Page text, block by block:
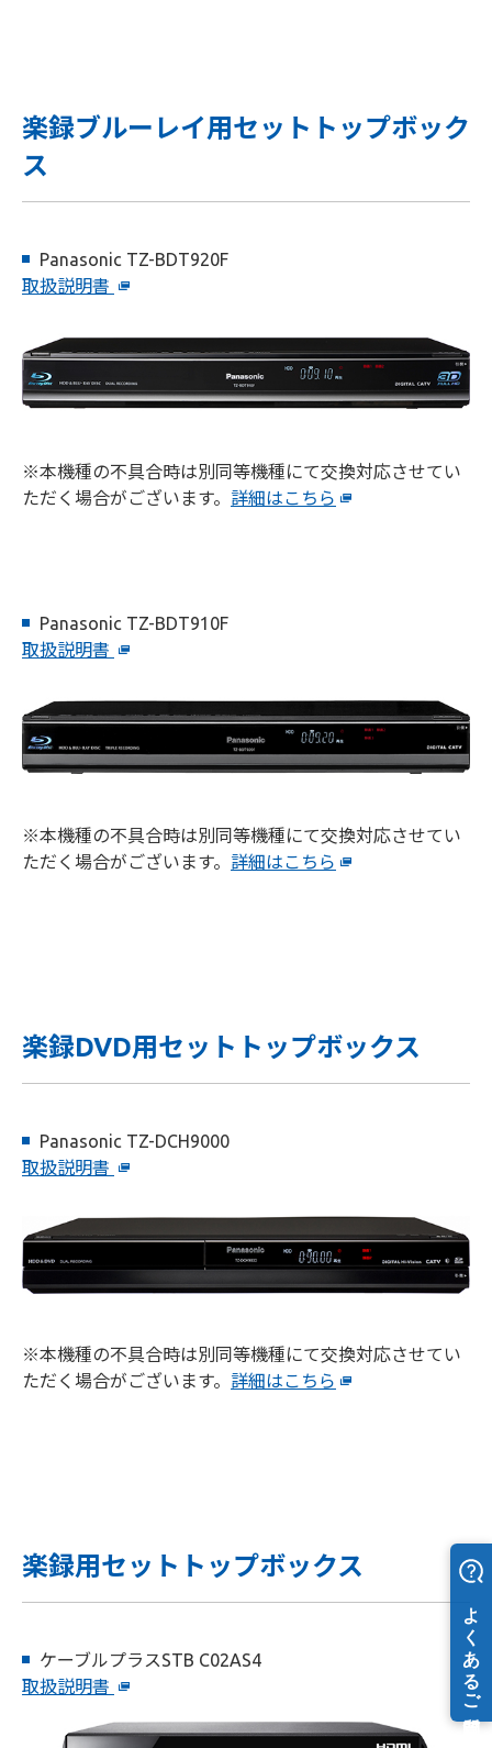
楽録ブルーレイ用セットトップボック
ス
Panasonic TZ-BDT920F
取扱説明書
※本機種の不具合時は別同等機種にて交換対応させてい
ただく場合がございます。 詳細はこちら
Panasonic TZ-BDT910F
取扱説明書
※本機種の不具合時は別同等機種にて交換対応させてい
ただく場合がございます。 詳細はこちら
楽録DVD用セットトップボックス
Panasonic TZ-DCH9000
取扱説明書
※本機種の不具合時は別同等機種にて交換対応させてい
ただく場合がございます。 詳細はこちら
楽録用セットトップボックス
ケーブルプラスSTB C02AS4
取扱説明書